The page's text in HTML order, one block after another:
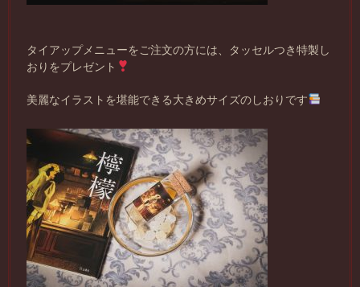
タイアップメニューをご注文の方には、タッセルつき特製し
おりをプレゼント
美麗なイラストを堪能できる大きめサイズのしおりです